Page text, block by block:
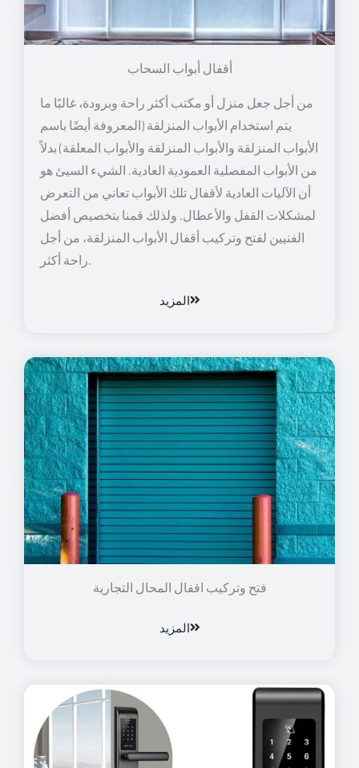
أقفال أبواب السحاب
من أجل جعل منزل أو مكتب أكثر راحة وبرودة، غالبًا ما
يتم استخدام الأبواب المنزلقة (المعروفة أيضًا باسم
الأبواب المنزلقة والأبواب المنزلقة والأبواب المعلقة) بدلاً
من الأبواب المفصلية العمودية العادية. الشيء السيئ هو
أن الآليات العادية لأقفال تلك الأبواب تعاني من التعرض
لمشكلات القفل والأعطال. ولذلك قمنا بتخصيص أفضل
الفنيين لفتح وتركيب أقفال الأبواب المنزلقة، من أجل
راحة أكثر.
المزيد
فتح وتركيب اقفال المحال التجارية
المزيد